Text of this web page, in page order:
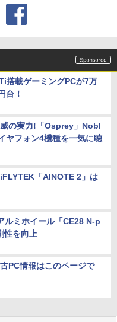
搭載ゲーミングPCが7万
台！
の実力!「Osprey」Nobl
ヤフォン4機種を一気に聴
「AINOTE 2」は
ルミホイール「CE28 N-p
性を向上
PC情報はこのページで